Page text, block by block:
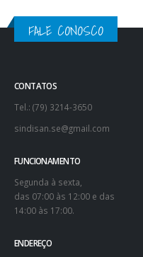
FALE CONOSCO
CONTATOS
Tel.: (79) 3214-3650
sindisan.se@gmail.com
FUNCIONAMENTO
Segunda à sexta,
das 07:00 às 12:00 e das
14:00 às 17:00.
ENDEREÇO